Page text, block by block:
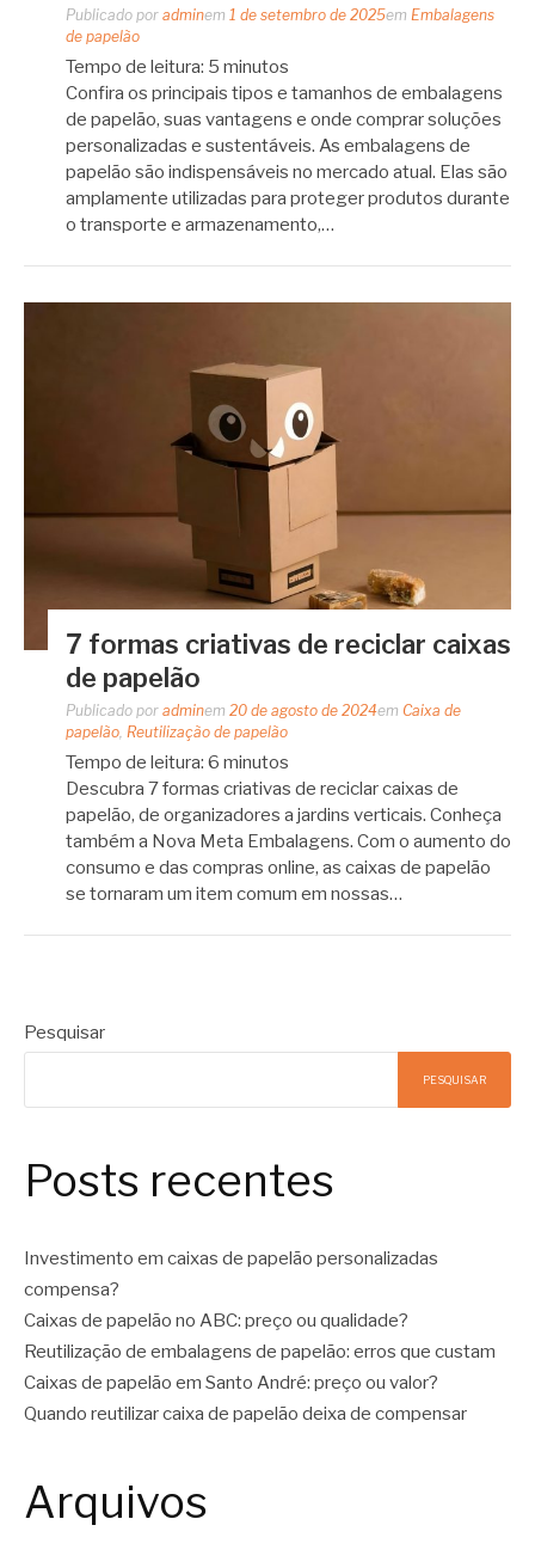
Publicado por adminem 1 de setembro de 2025em Embalagens
de papelão
Tempo de leitura: 5 minutos
Confira os principais tipos e tamanhos de embalagens
de papelão, suas vantagens e onde comprar soluções
personalizadas e sustentáveis. As embalagens de
papelão são indispensáveis no mercado atual. Elas são
amplamente utilizadas para proteger produtos durante
o transporte e armazenamento,…
7 formas criativas de reciclar caixas
de papelão
Publicado por adminem 20 de agosto de 2024em Caixa de
papelão, Reutilização de papelão
Tempo de leitura: 6 minutos
Descubra 7 formas criativas de reciclar caixas de
papelão, de organizadores a jardins verticais. Conheça
também a Nova Meta Embalagens. Com o aumento do
consumo e das compras online, as caixas de papelão
se tornaram um item comum em nossas…
Pesquisar
PESQUISAR
Posts recentes
Investimento em caixas de papelão personalizadas
compensa?
Caixas de papelão no ABC: preço ou qualidade?
Reutilização de embalagens de papelão: erros que custam
Caixas de papelão em Santo André: preço ou valor?
Quando reutilizar caixa de papelão deixa de compensar
Arquivos